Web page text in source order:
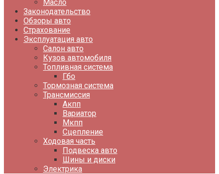
Масло
Законодательство
Обзоры авто
Страхование
Эксплуатация авто
Салон авто
Кузов автомобиля
Топливная система
Гбо
Тормозная система
Трансмиссия
Акпп
Вариатор
Мкпп
Сцепление
Ходовая часть
Подвеска авто
Шины и диски
Электрика